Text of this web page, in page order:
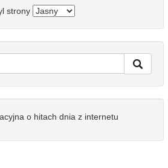
strony
o hitach dnia z internetu